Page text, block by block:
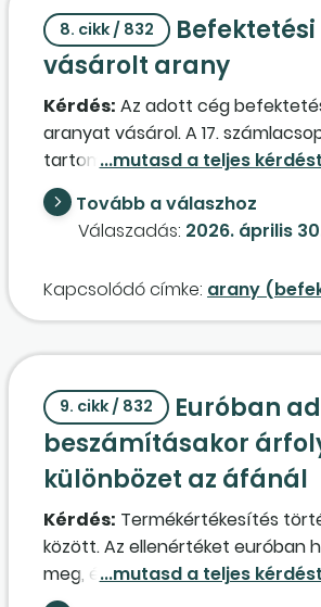
8. cikk / 832
vásárolt arany
Kérdés: Az adott cég
aranyat vásárol. A 17.
tartom nyilván a beszerzést.
milyen bevételként kell
helyes elszámolása, és a
eladási ár közötti érték IPA-alap
elszámolni? Az utóbbi esetben a
elszámolószámlán keresztül
eredményben csak az
Tovább a válaszhoz
Válaszadás: 2026. április
Kapcsolódó címke: arany
9. cikk / 832
Euróban
beszámításakor
különbözet az áfánál
Kérdés: Termékértékesítés
között. Az ellenértéket euróban
meg, és 100%-os előleget kötnek
áfában és a számviteli politikában